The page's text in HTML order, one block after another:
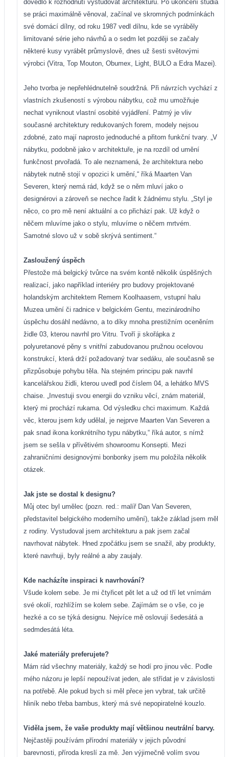
dovedlo k rozhodnutí vystudovat architekturu. Po ukončení studia
se práci maximálně věnoval, začínal ve skromných podmínkách
své domácí dílny, od roku 1987 vedl dílnu, kde se vyráběly
limitované série jeho návrhů a o sedm let později se začaly
některé kusy vyrábět průmyslově, dnes už šesti světovými
výrobci (Vitra, Top Mouton, Obumex, Light, BULO a Edra Mazei).
Jeho tvorba je nepřehlédnutelně soudržná. Při návrzích vychází z
vlastních zkušeností s výrobou nábytku, což mu umožňuje
nechat vyniknout vlastní osobité vyjádření. Patrný je vliv
současné architektury redukovaných forem, modely nejsou
zdobné, zato mají naprosto jednoduché a přitom funkční tvary. „V
nábytku, podobně jako v architektuře, je na rozdíl od umění
funkčnost prvořadá. To ale neznamená, že architektura nebo
nábytek nutně stojí v opozici k umění,“ říká Maarten Van
Severen, který nemá rád, když se o něm mluví jako o
designérovi a zároveň se nechce řadit k žádnému stylu. „Styl je
něco, co pro mě není aktuální a co přichází pak. Už když o
něčem mluvíme jako o stylu, mluvíme o něčem mrtvém.
Samotné slovo už v sobě skrývá sentiment.“
Zasloužený úspěch
Přestože má belgický tvůrce na svém kontě několik úspěšných
realizací, jako například interiéry pro budovy projektované
holandským architektem Remem Koolhaasem, vstupní halu
Muzea umění či radnice v belgickém Gentu, mezinárodního
úspěchu dosáhl nedávno, a to díky mnoha prestižním oceněním
židle 03, kterou navrhl pro Vitru. Tvoří ji skořápka z
polyuretanové pěny s vnitřní zabudovanou pružnou ocelovou
konstrukcí, která drží požadovaný tvar sedáku, ale současně se
přizpůsobuje pohybu těla. Na stejném principu pak navrhl
kancelářskou židli, kterou uvedl pod číslem 04, a lehátko MVS
chaise. „Investuji svou energii do vzniku věcí, znám materiál,
který mi prochází rukama. Od výsledku chci maximum. Každá
věc, kterou jsem kdy udělal, je nejprve Maarten Van Severen a
pak snad ikona konkrétního typu nábytku,“ říká autor, s nímž
jsem se sešla v přívětivém showroomu Konsepti. Mezi
zahraničními designovými bonbonky jsem mu položila několik
otázek.
Jak jste se dostal k designu?
Můj otec byl umělec (pozn. red.: malíř Dan Van Severen,
představitel belgického moderního umění), takže základ jsem měl
z rodiny. Vystudoval jsem architekturu a pak jsem začal
navrhovat nábytek. Hned zpočátku jsem se snažil, aby produkty,
které navrhuji, byly reálné a aby zaujaly.
Kde nacházíte inspiraci k navrhování?
Všude kolem sebe. Je mi čtyřicet pět let a už od tří let vnímám
své okolí, rozhlížím se kolem sebe. Zajímám se o vše, co je
hezké a co se týká designu. Nejvíce mě oslovují šedesátá a
sedmdesátá léta.
Jaké materiály preferujete?
Mám rád všechny materiály, každý se hodí pro jinou věc. Podle
mého názoru je lepší nepoužívat jeden, ale střídat je v závislosti
na potřebě. Ale pokud bych si měl přece jen vybrat, tak určitě
hliník nebo třeba bambus, který má své nepopiratelné kouzlo.
Viděla jsem, že vaše produkty mají většinou neutrální barvy.
Nejčastěji používám přírodní materiály v jejich původní
barevnosti, příroda kreslí za mě. Jen výjimečně volím svou